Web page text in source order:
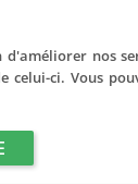
nos
ci. Vous